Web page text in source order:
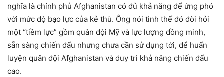
nghĩa là chính phủ Afghanistan có đủ khả năng để ứng phó
với mức độ bạo lực của kẻ thù. Ông nói tình thế đó đòi hỏi
một “tiềm lực” gồm quân đội Mỹ và lực lượng đồng minh,
sẵn sàng chiến đấu nhưng chưa cần sử dụng tới, để huấn
luyện quân đội Afghanistan và duy trì khả năng chiến đấu
cao.